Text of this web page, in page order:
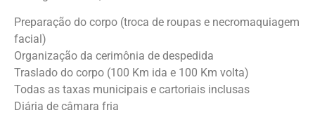
Preparação do corpo (troca de roupas e necromaquiagem
facial)
Organização da cerimônia de despedida
Traslado do corpo (100 Km ida e 100 Km volta)
Todas as taxas municipais e cartoriais inclusas
Diária de câmara fria